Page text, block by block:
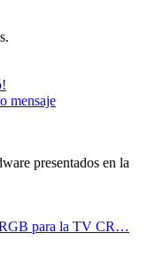
mensaje
presentados en la
para la TV CR…